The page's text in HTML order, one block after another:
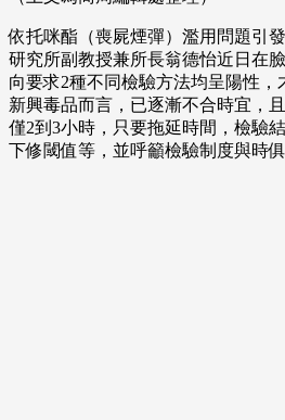
依托咪酯（喪屍煙彈）濫用問題引
研究所副教授兼所長翁德怡近日在
向要求2種不同檢驗方法均呈陽性
新興毒品而言，已逐漸不合時宜，
僅2到3小時，只要拖延時間，檢驗
下修閾值等，並呼籲檢驗制度與時俱